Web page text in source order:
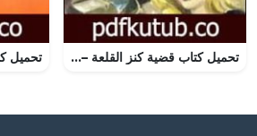
تحميل كتاب قضية كنز القلعة – مغامرات ع×2 PDF تأليف نبيل فاروق مجانا [كامل]